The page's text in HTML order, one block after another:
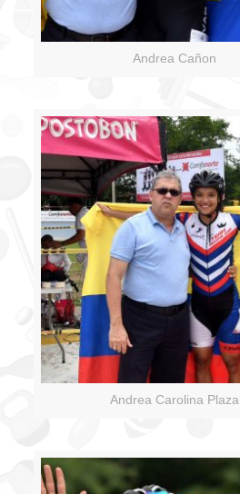
Andrea Cañon
Andrea Carolina Plaza